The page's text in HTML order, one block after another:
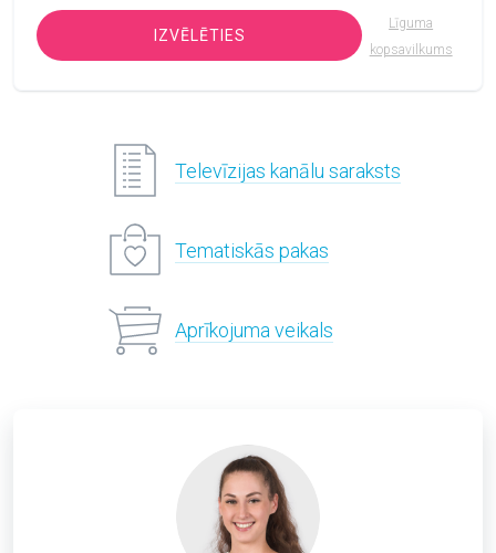
IZVĒLĒTIES
Līguma
kopsavilkums
Televīzijas kanālu saraksts
Tematiskās pakas
Aprīkojuma veikals